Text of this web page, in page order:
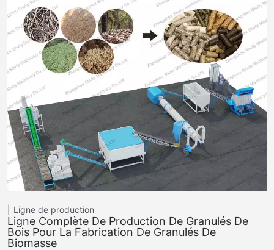
Ligne de production
Ligne Complète De Production De Granulés De
Bois Pour La Fabrication De Granulés De
Biomasse